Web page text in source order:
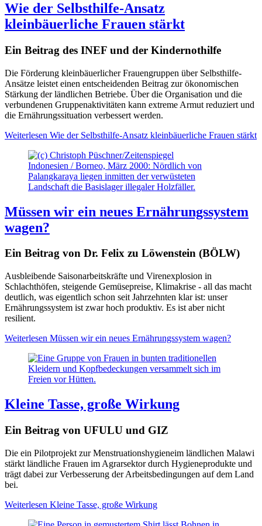
Wie der Selbsthilfe-Ansatz
kleinbäuerliche Frauen stärkt
Ein Beitrag des INEF und der Kindernothilfe
Die Förderung kleinbäuerlicher Frauengruppen über Selbsthilfe-
Ansätze leistet einen entscheidenden Beitrag zur ökonomischen
Stärkung der ländlichen Betriebe. Über die Organisation und die
verbundenen Gruppenaktivitäten kann extreme Armut reduziert und
die Ernährungssituation verbessert werden.
Weiterlesen Wie der Selbsthilfe-Ansatz kleinbäuerliche Frauen stärkt
Indonesien / Borneo, März 2000: Nördlich von
Palangkaraya liegen inmitten der verwüsteten
Landschaft die Basislager illegaler Holzfäller.
Müssen wir ein neues Ernährungssystem
wagen?
Ein Beitrag von Dr. Felix zu Löwenstein (BÖLW)
Ausbleibende Saisonarbeitskräfte und Virenexplosion in
Schlachthöfen, steigende Gemüsepreise, Klimakrise - all das macht
deutlich, was eigentlich schon seit Jahrzehnten klar ist: unser
Ernährungssystem ist zwar hoch produktiv. Es ist aber nicht
resilient.
Weiterlesen Müssen wir ein neues Ernährungssystem wagen?
Kleine Tasse, große Wirkung
Ein Beitrag von UFULU und GIZ
Die ein Pilotprojekt zur Menstruationshygieneim ländlichen Malawi
stärkt ländliche Frauen im Agrarsektor durch Hygieneprodukte und
trägt dabei zur Verbesserung der Arbeitsbedingungen auf dem Land
bei.
Weiterlesen Kleine Tasse, große Wirkung